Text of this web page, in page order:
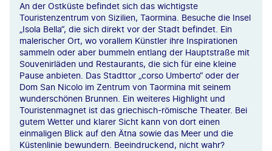
An der Ostküste befindet sich das wichtigste
Touristenzentrum von Sizilien, Taormina. Besuche die Insel
„Isola Bella“, die sich direkt vor der Stadt befindet. Ein
malerischer Ort, wo vorallem Künstler ihre Inspirationen
sammeln oder aber bummeln entlang der Hauptstraße mit
Souvenirläden und Restaurants, die sich für eine kleine
Pause anbieten. Das Stadttor „corso Umberto“ oder der
Dom San Nicolo im Zentrum von Taormina mit seinem
wunderschönen Brunnen. Ein weiteres Highlight und
Touristenmagnet ist das griechisch-römische Theater. Bei
gutem Wetter und klarer Sicht kann von dort einen
einmaligen Blick auf den Ätna sowie das Meer und die
Küstenlinie bewundern. Beeindruckend, nicht wahr?